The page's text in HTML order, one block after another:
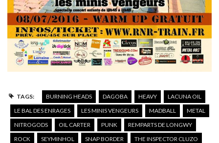
TAGS: BURNING HEADS DAGOBA HEAVY
LACUNA OIL
LE BAL DES ENRAGES
LES MINIS VENGEURS MADBALL
METAL
NITROGODS
OIL CARTER PUNK
REMPARTS DE LONGWY
ROCK
SEYMINHOL SNAP BORDER
THE INSPECTOR CLUZO